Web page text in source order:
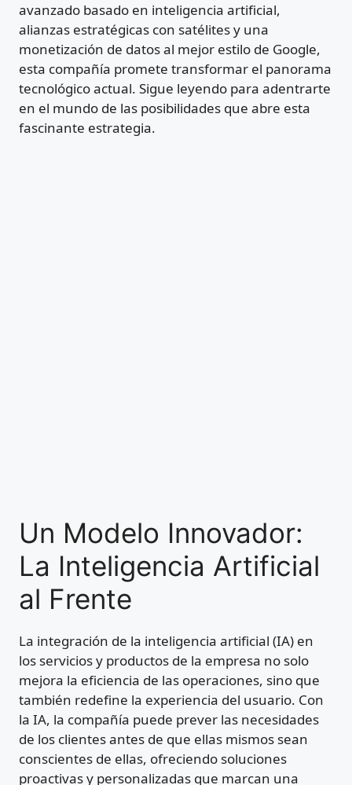
avanzado basado en inteligencia artificial,
alianzas estratégicas con satélites y una
monetización de datos al mejor estilo de Google,
esta compañía promete transformar el panorama
tecnológico actual. Sigue leyendo para adentrarte
en el mundo de las posibilidades que abre esta
fascinante estrategia.
Un Modelo Innovador:
La Inteligencia Artificial
al Frente
La integración de la inteligencia artificial (IA) en
los servicios y productos de la empresa no solo
mejora la eficiencia de las operaciones, sino que
también redefine la experiencia del usuario. Con
la IA, la compañía puede prever las necesidades
de los clientes antes de que ellas mismos sean
conscientes de ellas, ofreciendo soluciones
proactivas y personalizadas que marcan una